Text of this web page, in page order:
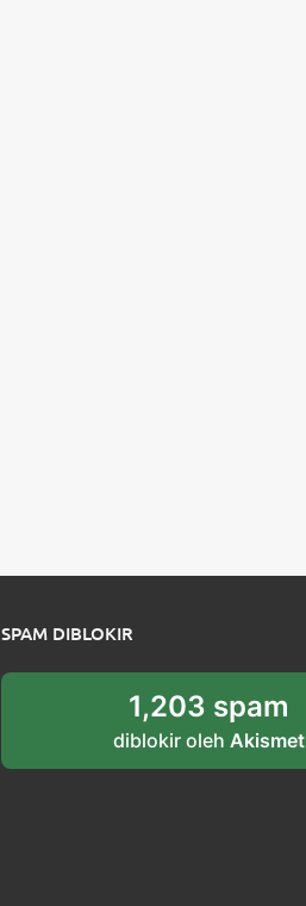
SPAM DIBLOKIR
1,203 spam
diblokir olehAkismet